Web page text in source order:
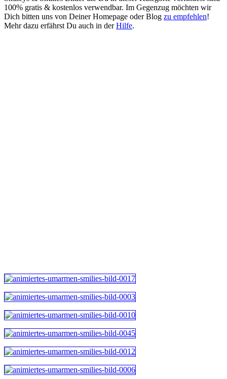
100% gratis & kostenlos verwendbar. Im Gegenzug möchten wir
Dich bitten uns von Deiner Homepage oder Blog zu empfehlen!
Mehr dazu erfährst Du auch in derHilfe.